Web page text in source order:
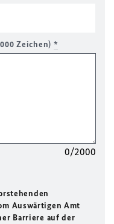
Zeichen) *
0/2000
Auswärtigen Amt
Barriere auf der